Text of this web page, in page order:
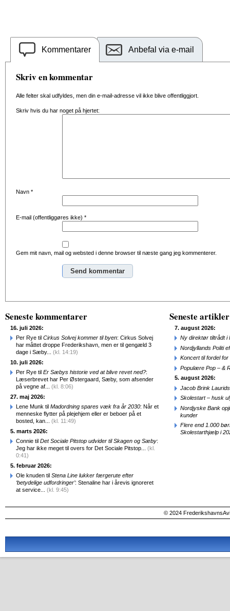
Kommentarer Anbefal via e-mail
Skriv en kommentar
Alle felter skal udfyldes, men din e-mail-adresse vil ikke blive offentliggjort.
Skriv hvis du har noget på hjertet:
Navn *
E-mail (offentliggøres ikke) *
Gem mit navn, mail og websted i denne browser til næste gang jeg kommenterer.
Seneste kommentarer
16. juli 2026:
Per Rye til Cirkus Solvej kommer til byen: Cirkus Solvej
har måttet droppe Frederikshavn, men er til gengæld 3
dage i Sæby... (kl. 14:19)
10. juli 2026:
Per Rye til Er Sæbys historie ved at blive revet ned?:
Læserbrevet har Per Østergaard, Sæby, som afsender
på vegne af... (kl. 8:06)
27. maj 2026:
Lene Munk til Madordning spares væk fra år 2030: Når et
menneske flytter på plejehjem eller er beboer på et
bosted, kan... (kl. 11:49)
5. marts 2026:
Connie til Det Sociale Pitstop udvider til Skagen og Sæby:
Jeg har ikke meget til overs for Det Sociale Pitstop... (kl.
0:41)
5. februar 2026:
Ole knuden til Stena Line lukker færgerute efter
‘betydelige udfordringer’: Stenaline har i årevis ignoreret
at service... (kl. 9:45)
Seneste artikler
7. august 2026:
Ny direktør tiltrådt i
Nordjyllands Politi
Koncert til fordel
Populære Pop – &
5. august 2026:
Jacob Brink
Skolestart – husk
Nordjyske Bank
kunder
Flere end 1.000
Skolestarthjælp i
© 2024